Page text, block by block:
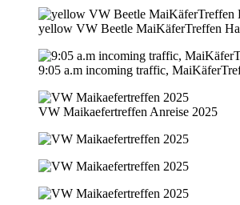
yellow VW Beetle MaiKäferTreffen
9:05 a.m incoming traffic,
VW Maikaefertreffen Anreise 2025